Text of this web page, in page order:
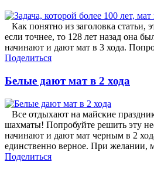
Как понятно из заголовка статьи,
если точнее, то 128 лет назад она
начинают и дают мат в 3 хода.
Поделиться
Белые дают мат в 2 хода
Все отдыхают на майские
шахматы! Попробуйте решить эту
начинают и дают мат черным в 2
единственно верное. При желании,
Поделиться